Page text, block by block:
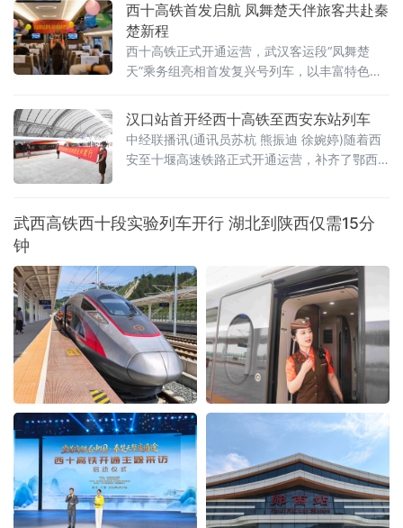
西十高铁首发启航 凤舞楚天伴旅客共赴秦
楚新程
西十高铁正式开通运营，武汉客运段“凤舞楚
天”乘务组亮相首发复兴号列车，以丰富特色文
满含荆楚风韵的专属首发之旅。
汉口站首开经西十高铁至西安东站列车
中经联播讯(通讯员苏杭 熊振迪 徐婉婷)随着西
安至十堰高速铁路正式开通运营，补齐了鄂西
东站的G3967次列车正点发车，列车途经襄阳
3小时24分钟。
武西高铁西十段实验列车开行 湖北到陕西仅需15分
钟